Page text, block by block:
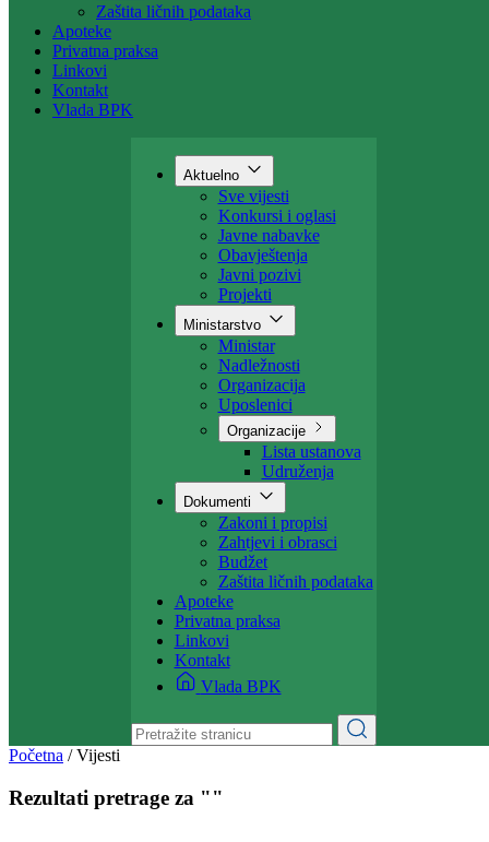
Zakoni i propisi
Zahtjevi i obrasci
Budžet
Zaštita ličnih podataka
Apoteke
Privatna praksa
Aktuelno
Sve vijesti
Konkursi i oglasi
Javne nabavke
Obavještenja
Javni pozivi
Projekti
Ministarstvo
Ministar
Nadležnosti
Organizacija
Uposlenici
Organizacije
Lista ustanova
Udruženja
Dokumenti
Zakoni i propisi
Zahtjevi i obrasci
Budžet
Zaštita ličnih podataka
Apoteke
Privatna praksa
Linkovi
Kontakt
Vlada BPK
Vijesti